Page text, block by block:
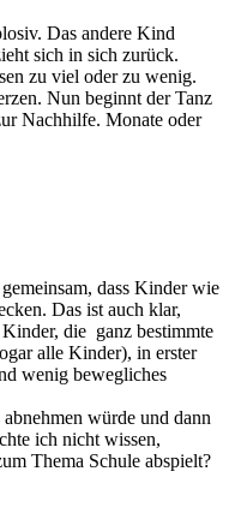
Das andere Kind
sich in sich zurück.
zu viel oder zu wenig.
Nun beginnt der Tanz
Nachhilfe. Monate oder
dass Kinder wie
Das ist auch klar,
die ganz bestimmte
alle Kinder), in erster
wenig bewegliches
würde und dann
ich nicht wissen,
Thema Schule abspielt?